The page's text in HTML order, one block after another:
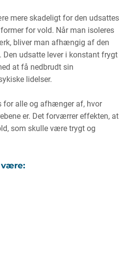
mere skadeligt for den udsattes
for vold. Når man isoleres
bliver man afhængig af den
Den udsatte lever i konstant frygt
at få nedbrudt sin
lidelser.
for alle og afhænger af, hvor
er. Det forværrer effekten, at
som skulle være trygt og
være: